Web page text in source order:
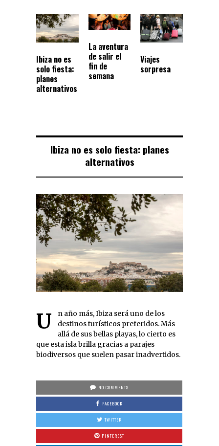
Ibiza no es
solo fiesta:
planes
alternativos
La aventura
de salir el
fin de
semana
Viajes
sorpresa
Ibiza no es solo fiesta: planes
alternativos
Un año más, Ibiza será uno de los
destinos turísticos preferidos. Más
allá de sus bellas playas, lo cierto es
que esta isla brilla gracias a parajes
biodiversos que suelen pasar inadvertidos.
NO COMMENTS
FACEBOOK
TWITTER
PINTEREST